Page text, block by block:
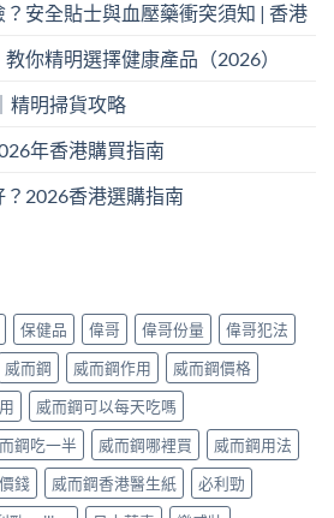
安全貼士與血壓藥衝突須知 | 香港
你精明選擇健康產品（2026）
精明掃貨攻略
年香港購買指南
2026香港選購指南
保健品 偉哥 偉哥份量
偉哥犯法
威而鋼 威而鋼作用
威而鋼價格
威而鋼可以每天吃嗎
鋼吃一半 威而鋼哪裡買
威而鋼用法
錢 威而鋼香港醫生紙
必利勁